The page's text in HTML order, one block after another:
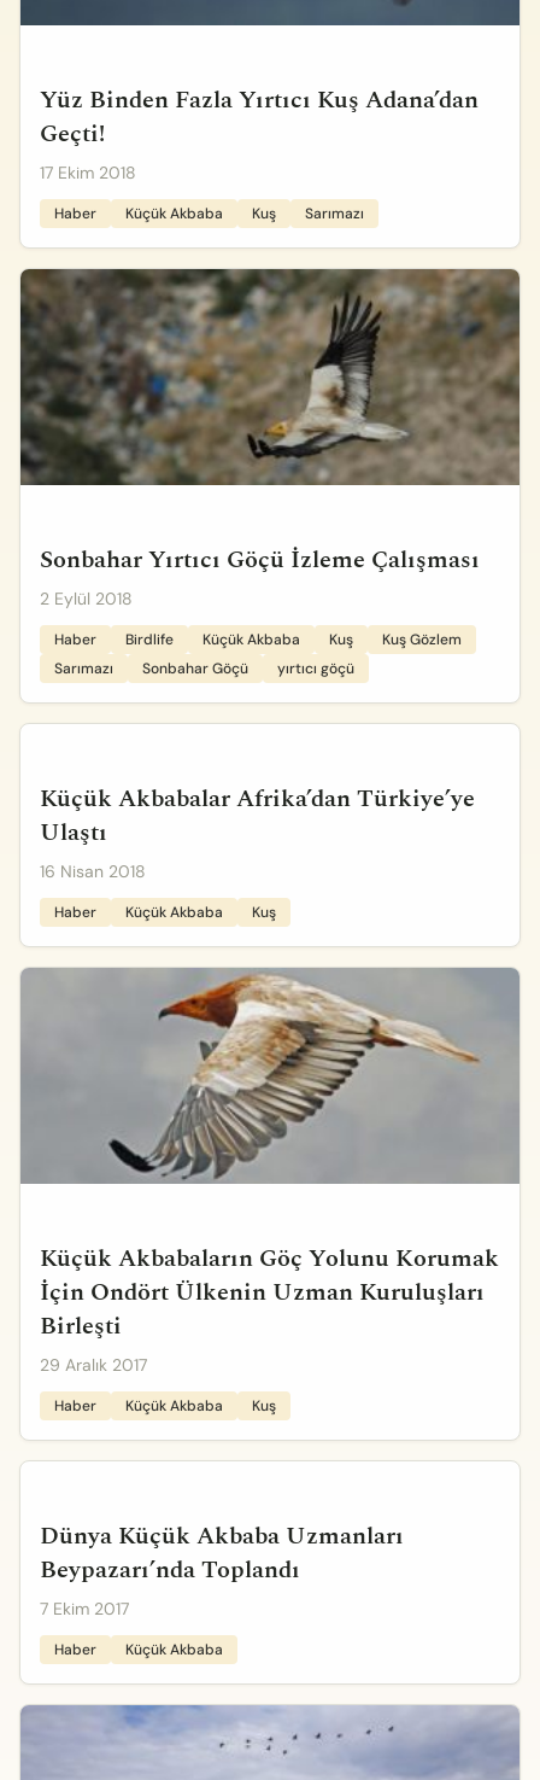
Yüz Binden Fazla Yırtıcı Kuş Adana’dan
Geçti!
17 Ekim 2018
Haber Küçük Akbaba Kuş Sarımazı
Sonbahar Yırtıcı Göçü İzleme Çalışması
2 Eylül 2018
Haber Birdlife Küçük Akbaba Kuş
Kuş Gözlem
Sarımazı
Sonbahar Göçü yırtıcı göçü
Küçük Akbabalar Afrika’dan Türkiye’ye
Ulaştı
16 Nisan 2018
Haber Küçük Akbaba Kuş
Küçük Akbabaların Göç Yolunu Korumak
İçin Ondört Ülkenin Uzman Kuruluşları
Birleşti
29 Aralık 2017
Haber Küçük Akbaba Kuş
Dünya Küçük Akbaba Uzmanları
Beypazarı’nda Toplandı
7 Ekim 2017
Haber Küçük Akbaba